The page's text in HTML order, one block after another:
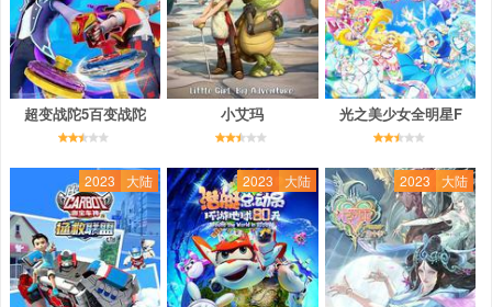
超变战陀5百变战陀 小艾玛 光之美少女全明星F
2023 大陆 2023 大陆 2023 大陆